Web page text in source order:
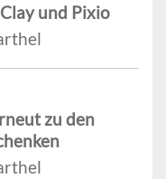
und Pixio
zu den